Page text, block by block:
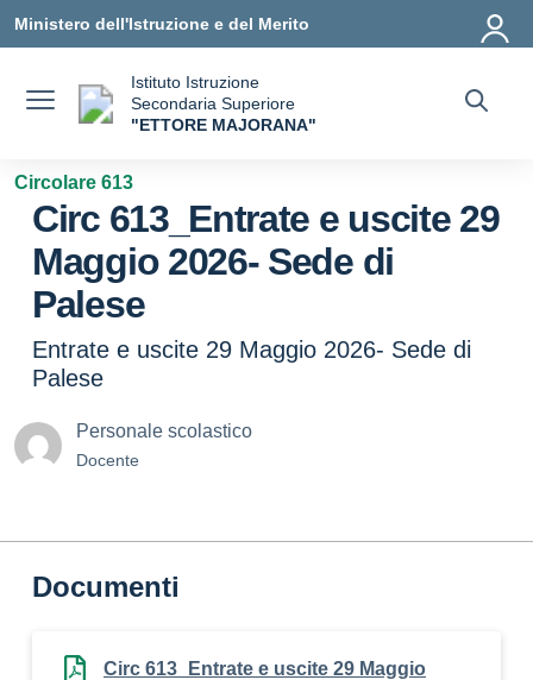
Ministero dell'Istruzione e del Merito
Istituto Istruzione
Secondaria Superiore
"ETTORE MAJORANA"
Circolare 613
Circ 613_Entrate e uscite 29
Maggio 2026- Sede di
Palese
Entrate e uscite 29 Maggio 2026- Sede di
Palese
Personale scolastico
Docente
Documenti
Circ 613_Entrate e uscite 29 Maggio